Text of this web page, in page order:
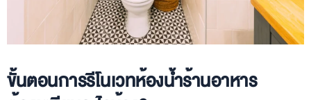
ขั้นตอนการรีโนเวทห้องน้ำร้านอาหาร